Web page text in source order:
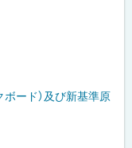
ード）及び新基準原